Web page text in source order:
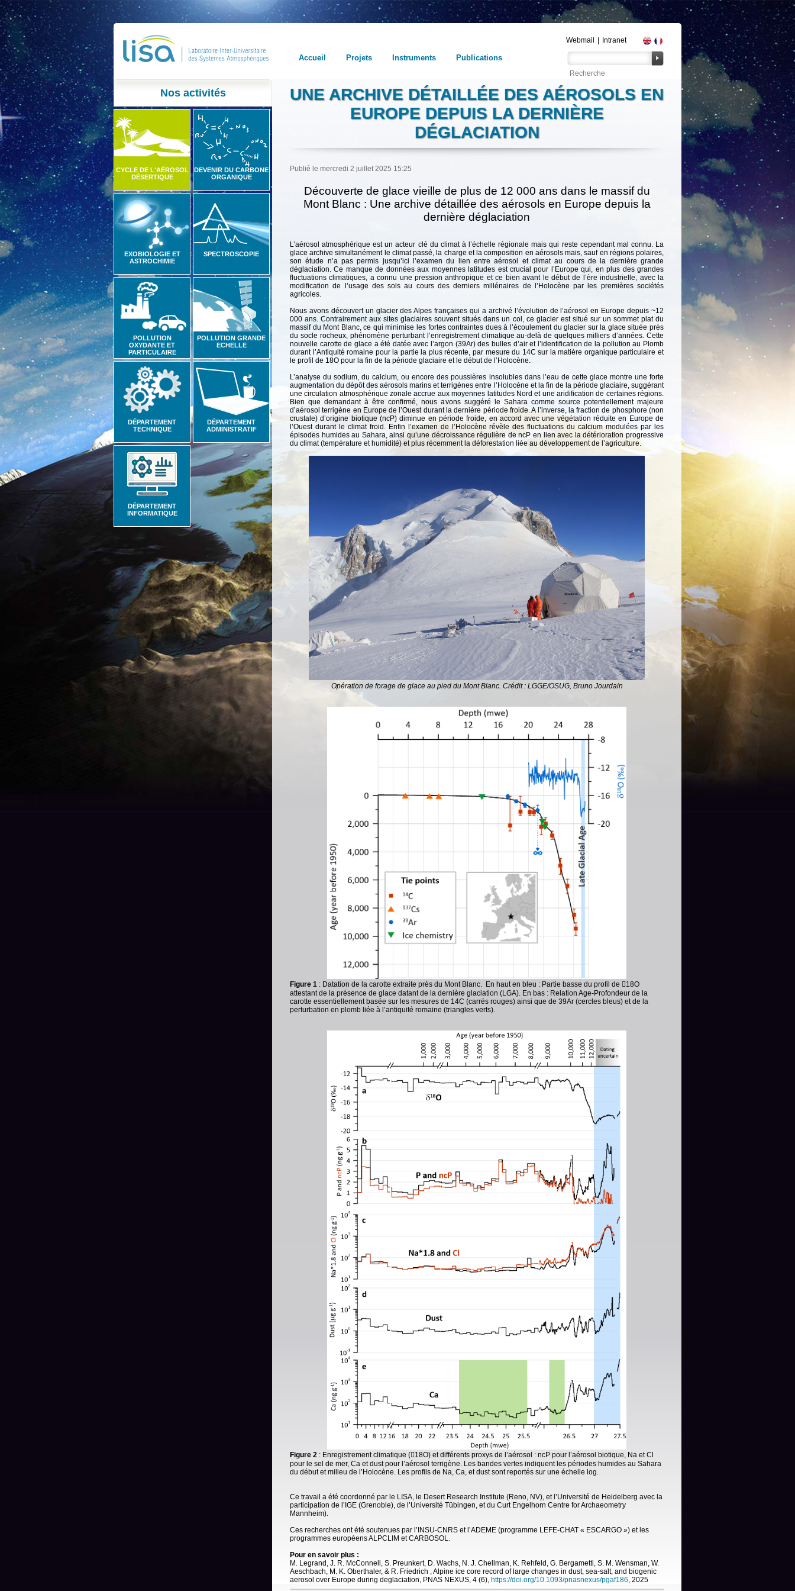
Accueil Projets Instruments Publications
Webmail Intranet
Nos activités
CYCLE DE L'AÉROSOL
DÉSERTIQUE
DEVENIR DU CARBONE
ORGANIQUE
EXOBIOLOGIE ET
ASTROCHIMIE
SPECTROSCOPIE
POLLUTION
OXYDANTE ET
PARTICULAIRE
POLLUTION GRANDE
ECHELLE
DÉPARTEMENT
TECHNIQUE
DÉPARTEMENT
ADMINISTRATIF
DÉPARTEMENT
INFORMATIQUE
UNE ARCHIVE DÉTAILLÉE DES AÉROSOLS EN
EUROPE DEPUIS LA DERNIÈRE
DÉGLACIATION
Publié le mercredi 2 juillet 2025 15:25
Découverte de glace vieille de plus de 12 000 ans dans le massif du
Mont Blanc : Une archive détaillée des aérosols en Europe depuis la
dernière déglaciation
L’aérosol atmosphérique est un acteur clé du climat à l’échelle régionale mais qui reste cependant mal connu. La
glace archive simultanément le climat passé, la charge et la composition en aérosols mais, sauf en régions polaires,
son étude n’a pas permis jusqu’ici l’examen du lien entre aérosol et climat au cours de la dernière grande
déglaciation. Ce manque de données aux moyennes latitudes est crucial pour l’Europe qui, en plus des grandes
fluctuations climatiques, a connu une pression anthropique et ce bien avant le début de l’ère industrielle, avec la
modification de l’usage des sols au cours des derniers millénaires de l’Holocène par les premières sociétés
agricoles.
Nous avons découvert un glacier des Alpes françaises qui a archivé l’évolution de l’aérosol en Europe depuis ~12
000 ans. Contrairement aux sites glaciaires souvent situés dans un col, ce glacier est situé sur un sommet plat du
massif du Mont Blanc, ce qui minimise les fortes contraintes dues à l’écoulement du glacier sur la glace située près
du socle rocheux, phénomène perturbant l’enregistrement climatique au-delà de quelques milliers d’années. Cette
nouvelle carotte de glace a été datée avec l’argon (39Ar) des bulles d’air et l’identification de la pollution au Plomb
durant l’Antiquité romaine pour la partie la plus récente, par mesure du 14C sur la matière organique particulaire et
le profil de 18O pour la fin de la période glaciaire et le début de l’Holocène.
L’analyse du sodium, du calcium, ou encore des poussières insolubles dans l’eau de cette glace montre une forte
augmentation du dépôt des aérosols marins et terrigènes entre l’Holocène et la fin de la période glaciaire, suggérant
une circulation atmosphérique zonale accrue aux moyennes latitudes Nord et une aridification de certaines régions.
Bien que demandant à être confirmé, nous avons suggéré le Sahara comme source potentiellement majeure
d’aérosol terrigène en Europe de l’Ouest durant la dernière période froide. A l’inverse, la fraction de phosphore (non
crustale) d’origine biotique (ncP) diminue en période froide, en accord avec une végétation réduite en Europe de
l’Ouest durant le climat froid. Enfin l’examen de l’Holocène révèle des fluctuations du calcium modulées par les
épisodes humides au Sahara, ainsi qu’une décroissance régulière de ncP en lien avec la détérioration progressive
du climat (température et humidité) et plus récemment la déforestation liée au développement de l’agriculture.
Opération de forage de glace au pied du Mont Blanc. Crédit : LGGE/OSUG, Bruno Jourdain
Figure 1 : Datation de la carotte extraite près du Mont Blanc. En haut en bleu : Partie basse du profil de 18O
attestant de la présence de glace datant de la dernière glaciation (LGA). En bas : Relation Age-Profondeur de la
carotte essentiellement basée sur les mesures de 14C (carrés rouges) ainsi que de 39Ar (cercles bleus) et de la
perturbation en plomb liée à l’antiquité romaine (triangles verts).
Figure 2 : Enregistrement climatique (18O) et différents proxys de l’aérosol : ncP pour l’aérosol biotique, Na et Cl
pour le sel de mer, Ca et dust pour l’aérosol terrigène. Les bandes vertes indiquent les périodes humides au Sahara
du début et milieu de l’Holocène. Les profils de Na, Ca, et dust sont reportés sur une échelle log.
Ce travail a été coordonné par le LISA, le Desert Research Institute (Reno, NV), et l’Université de Heidelberg avec la
participation de l’IGE (Grenoble), de l’Université Tübingen, et du Curt Engelhorn Centre for Archaeometry
Mannheim).
Ces recherches ont été soutenues par l’INSU-CNRS et l’ADEME (programme LEFE-CHAT « ESCARGO ») et les
programmes européens ALPCLIM et CARBOSOL.
Pour en savoir plus :
M. Legrand, J. R. McConnell, S. Preunkert, D. Wachs, N. J. Chellman, K. Rehfeld, G. Bergametti, S. M. Wensman, W.
Aeschbach, M. K. Oberthaler, & R. Friedrich , Alpine ice core record of large changes in dust, sea-salt, and biogenic
aerosol over Europe during deglaciation, PNAS NEXUS, 4 (6), https://doi.org/10.1093/pnasnexus/pgaf186 , 2025